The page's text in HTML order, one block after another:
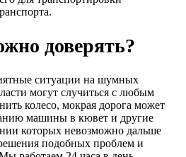
доверять?
ситуации на шумных
могут случиться с любым
колесо, мокрая дорога может
машины в кювет и другие
которых невозможно дальше
подобных проблем и